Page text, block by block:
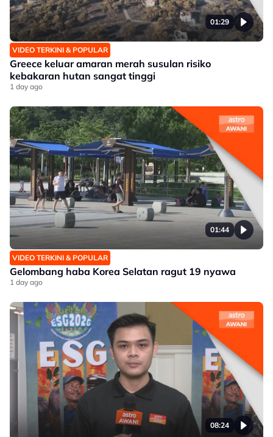
01:29
VIDEO TERKINI & POPULAR
Greece keluar amaran merah susulan risiko
kebakaran hutan sangat tinggi
1 day ago
01:44
VIDEO TERKINI & POPULAR
Gelombang haba Korea Selatan ragut 19 nyawa
1 day ago
08:24